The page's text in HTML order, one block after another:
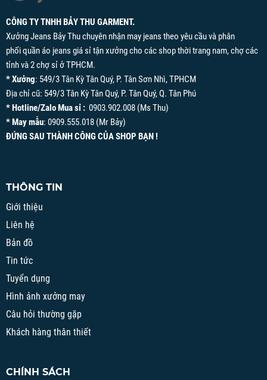
CÔNG TY TNHH BẢY THU GARMENT.
Xưởng Jeans Bảy Thu chuyên nhận may jeans theo yêu cầu và phân
phối quần áo jeans giá sỉ tận xưởng cho các shop thời trang nam, chợ các
tỉnh và 2 chợ sỉ ở TPHCM.
* Xưởng: 549/3 Tân Kỳ Tân Quý, P. Tân Sơn Nhì, TPHCM
Địa chỉ cũ: 549/3 Tân Kỳ Tân Quý, P. Tân Quý, Q. Tân Phú
* Hotline/Zalo Mua sỉ : 0903.902.008 (Ms Thu)
* May mẫu: 0909.555.018 (Mr Bảy)
ĐỨNG SAU THÀNH CÔNG CỦA SHOP BẠN !
THÔNG TIN
Giới thiệu
Liên hệ
Bản đồ
Tin tức
Tuyển dụng
Hình ảnh xưởng may
Câu hỏi thường gặp
Khách hàng thân thiết
CHÍNH SÁCH